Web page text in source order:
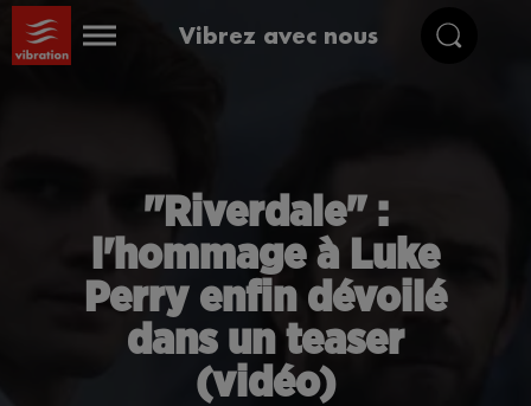
Vibrez avec nous
"Riverdale" :
l'hommage à Luke
Perry enfin dévoilé
dans un teaser
(vidéo)